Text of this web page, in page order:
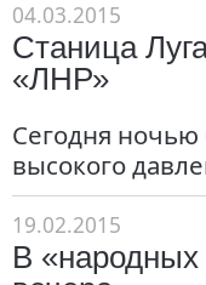
04.03.2015
Станица
«ЛНР»
Сегодня
высокого
19.02.2015
В «народных